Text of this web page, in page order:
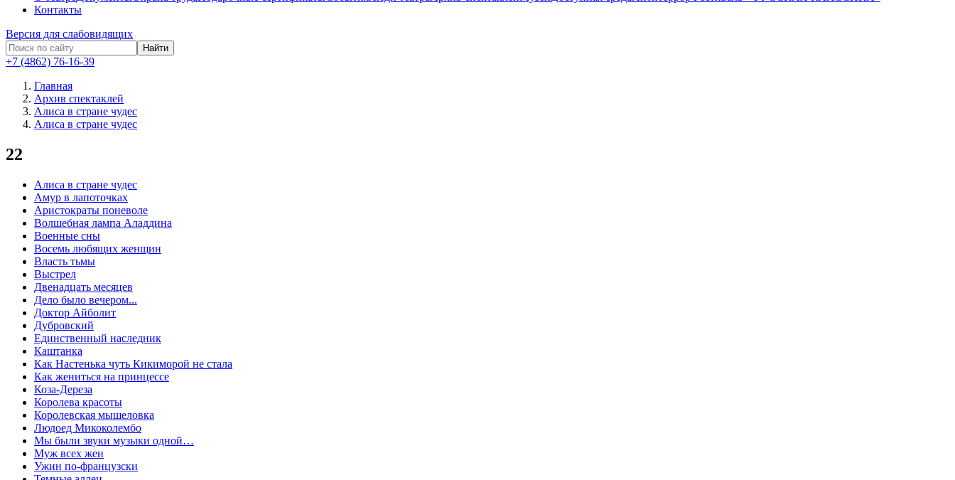
Контакты
Версия для слабовидящих
Найти
+7 (4862) 76-16-39
Главная
Архив спектаклей
Алиса в стране чудес
Алиса в стране чудес
22
Алиса в стране чудес
Амур в лапоточках
Аристократы поневоле
Волшебная лампа Аладдина
Военные сны
Восемь любящих женщин
Власть тьмы
Выстрел
Двенадцать месяцев
Дело было вечером...
Доктор Айболит
Дубровский
Единственный наследник
Каштанка
Как Настенька чуть Кикиморой не стала
Как жениться на принцессе
Коза-Дереза
Королева красоты
Королевская мышеловка
Людоед Микоколембо
Мы были звуки музыки одной…
Муж всех жен
Ужин по-французски